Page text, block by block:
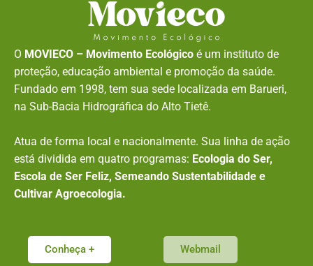
O MOVIECO – Movimento Ecológico é um instituto de
proteção, educação ambiental e promoção da saúde.
Fundado em 1998, tem sua sede localizada em Barueri,
na Sub-Bacia Hidrográfica do Alto Tietê.
Atua de forma local e nacionalmente. Sua linha de ação
está dividida em quatro programas: Ecologia do Ser,
Escola de Ser Feliz, Semeando Sustentabilidade e
Cultivar Agroecologia.
Conheça + Webmail